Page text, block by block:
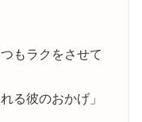
もラクをさせて
る彼のおかげ」